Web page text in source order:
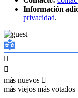
Información
privacidad.
más nuevos
más viejos más votados